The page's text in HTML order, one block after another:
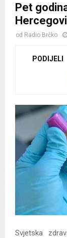
Pet
od Radio Brčko
PODIJELI
Svjetska